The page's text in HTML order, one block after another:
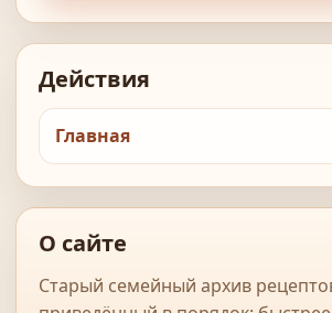
Действия
Главная
О сайте
Старый семейный архив